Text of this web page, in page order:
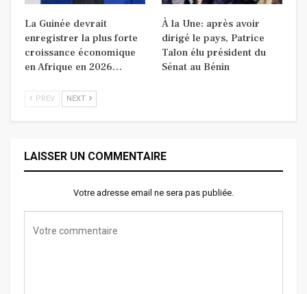
La Guinée devrait
enregistrer la plus forte
croissance économique
en Afrique en 2026…
À la Une: après avoir
dirigé le pays, Patrice
Talon élu président du
Sénat au Bénin
PREV NEXT
LAISSER UN COMMENTAIRE
Votre adresse email ne sera pas publiée.